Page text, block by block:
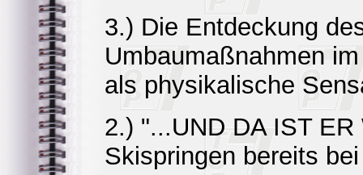
3.) Die Entdeckung
Umbaumaßnahmen
als physikalische
2.) "...UND DA IST
Skispringen bereits